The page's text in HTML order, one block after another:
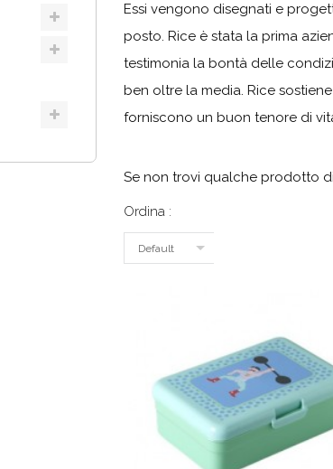
Essi vengono disegnati e
posto. Rice è stata la prima
testimonia la bontà delle
ben oltre la media. Rice
forniscono un buon tenore di
Se non trovi qualche prodotto
Ordina :
Default